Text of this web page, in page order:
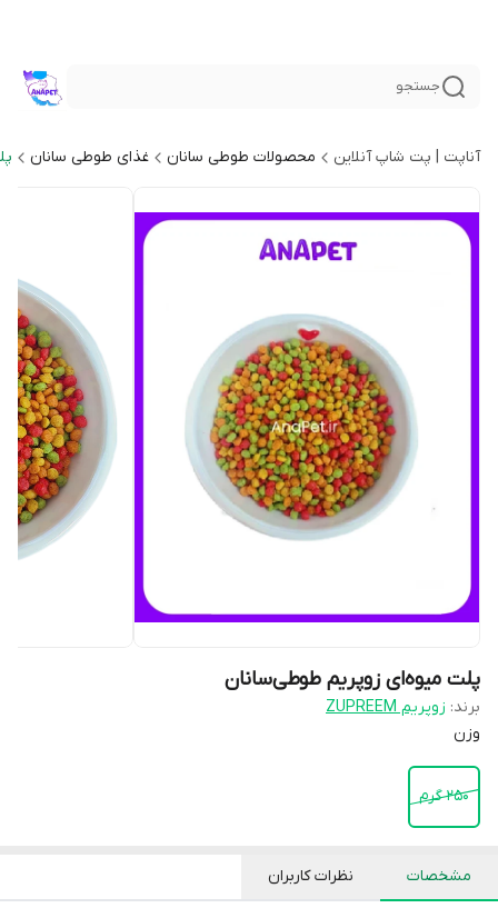
جستجو
آناپت | پت شاپ آنلاین محصولات طوطی سانان غذای طوطی سانان
پلت میوه‌ای زوپریم طوطی‌سانان
برند: زوپریم ZUPREEM
وزن
۲۵۰ گرم
مشخصات نظرات کاربران